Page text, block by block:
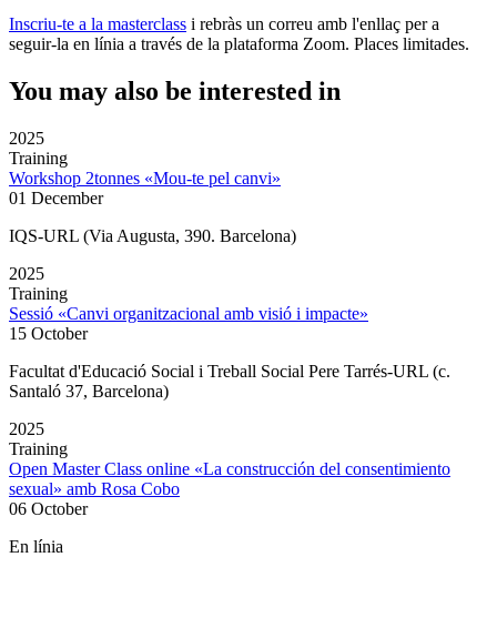
Inscriu-te a la masterclass i rebràs un correu amb l'enllaç per a
seguir-la en línia a través de la plataforma Zoom. Places limitades.
You may also be interested in
2025
Training
Workshop 2tonnes «Mou-te pel canvi»
01 December
IQS-URL (Via Augusta, 390. Barcelona)
2025
Training
Sessió «Canvi organitzacional amb visió i impacte»
15 October
Facultat d'Educació Social i Treball Social Pere Tarrés-URL (c.
Santaló 37, Barcelona)
2025
Training
Open Master Class online «La construcción del consentimiento
sexual» amb Rosa Cobo
06 October
En línia